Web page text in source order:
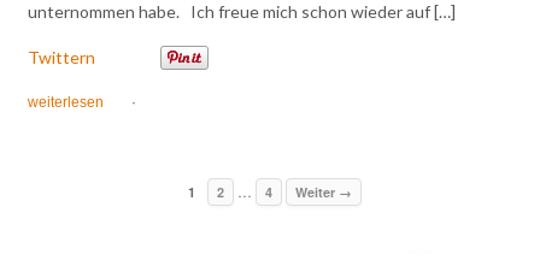
unternommen habe. Ich freue mich schon wieder auf […]
Twittern
weiterlesen ·
1 2 4 Weiter →